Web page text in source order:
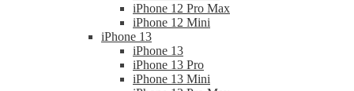
iPhone 12 Pro Max
iPhone 12 Mini
iPhone 13
iPhone 13
iPhone 13 Pro
iPhone 13 Mini